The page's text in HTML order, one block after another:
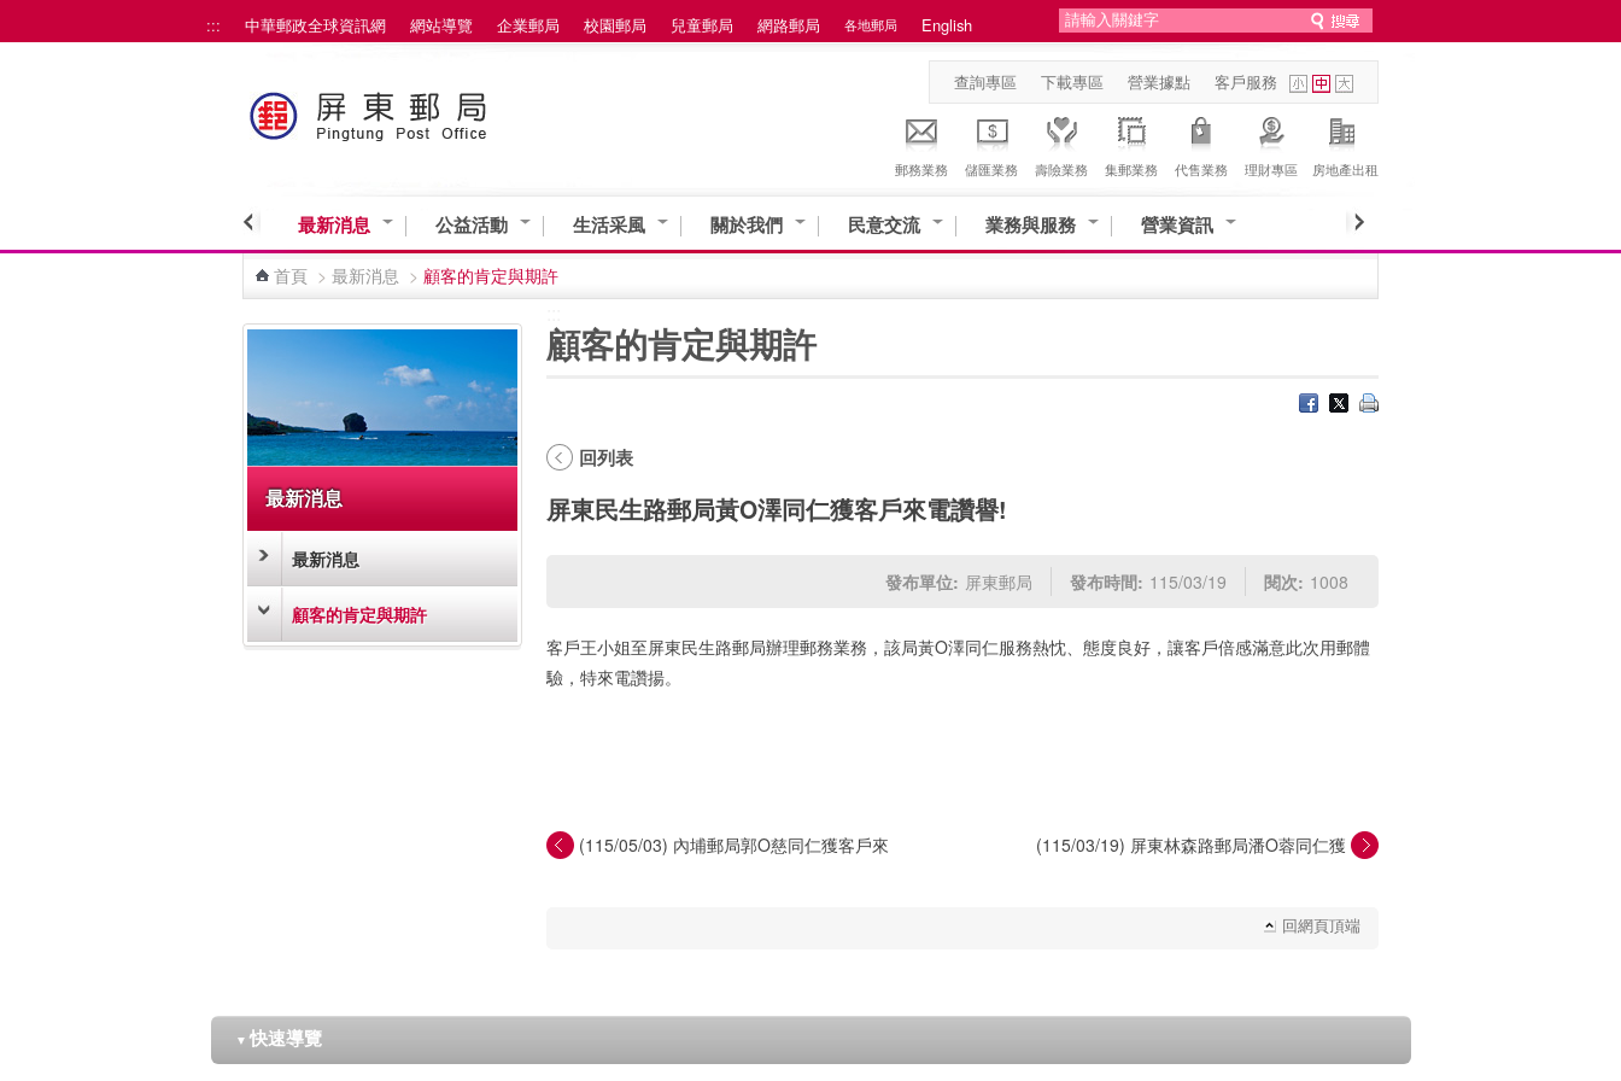
::: 中華郵政全球資訊網 網站導覽 企業郵局 校園郵局 兒童郵局 網路郵局 各地郵局 English
查詢專區 下載專區 營業據點 客戶服務
郵務業務 儲匯業務 壽險業務 集郵業務 代售業務 理財專區 房地產出租
最新消息 公益活動 生活采風 關於我們 民意交流 業務與服務 營業資訊
首頁 > 最新消息 > 顧客的肯定與期許
最新消息
最新消息
顧客的肯定與期許
顧客的肯定與期許
回列表
屏東民生路郵局黃O澤同仁獲客戶來電讚譽!
發布單位: 屏東郵局 發布時間: 115/03/19 閱次: 1008
客戶王小姐至屏東民生路郵局辦理郵務業務，該局黃O澤同仁服務熱忱、態度良好，讓客戶倍感滿意此次用郵體
驗，特來電讚揚。
(115/05/03) 內埔郵局郭O慈同仁獲客戶來
(115/03/19) 屏東林森路郵局潘O蓉同仁獲
回網頁頂端
▼ 快速導覽